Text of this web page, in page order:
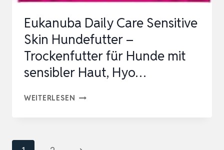
Eukanuba Daily Care Sensitive
Skin Hundefutter –
Trockenfutter für Hunde mit
sensibler Haut, Hyo…
WEITERLESEN EUKANUBA